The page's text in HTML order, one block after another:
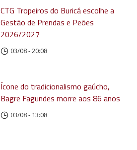
CTG Tropeiros do Buricá escolhe a
Gestão de Prendas e Peões
2026/2027
03/08 - 20:08
Ícone do tradicionalismo gaúcho,
Bagre Fagundes morre aos 86 anos
03/08 - 13:08